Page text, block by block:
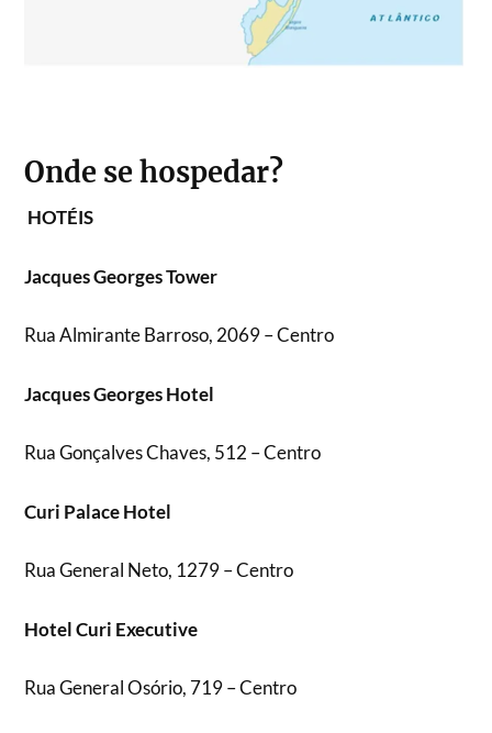
Onde se hospedar?
HOTÉIS
Jacques Georges Tower
Rua Almirante Barroso, 2069 – Centro
Jacques Georges Hotel
Rua Gonçalves Chaves, 512 – Centro
Curi Palace Hotel
Rua General Neto, 1279 – Centro
Hotel Curi Executive
Rua General Osório, 719 – Centro